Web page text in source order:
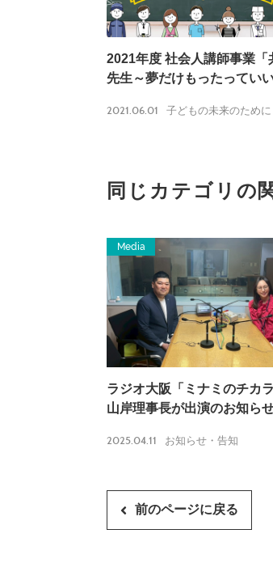
2021年度 社会人講師事業「
先生～夢だけもったってい
2021.06.01 子どもの未来のために
同じカテゴリの
Media
ラジオ大阪「ミナミのチカ
山岸理事長が出演のお知ら
2025.04.11 お知らせ・告知
前のページに戻る